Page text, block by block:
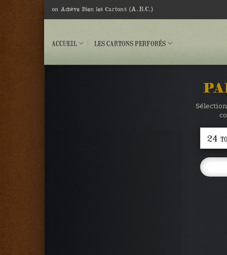
on Achève Bien les Cartons (A.B.C.)
ACCUEIL LES CARTONS PERFORÉS